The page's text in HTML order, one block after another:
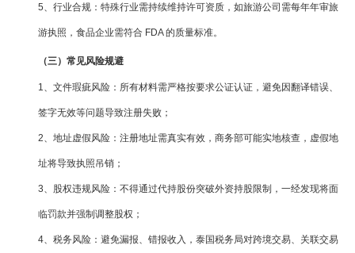
5、行业合规：特殊行业需持续维持许可资质，如旅游公司需每年年审旅
游执照，食品企业需符合 FDA 的质量标准。
（三）常见风险规避
1、文件瑕疵风险：所有材料需严格按要求公证认证，避免因翻译错误、
签字无效等问题导致注册失败；
2、地址虚假风险：注册地址需真实有效，商务部可能实地核查，虚假地
址将导致执照吊销；
3、股权违规风险：不得通过代持股份突破外资持股限制，一经发现将面
临罚款并强制调整股权；
4、税务风险：避免漏报、错报收入，泰国税务局对跨境交易、关联交易